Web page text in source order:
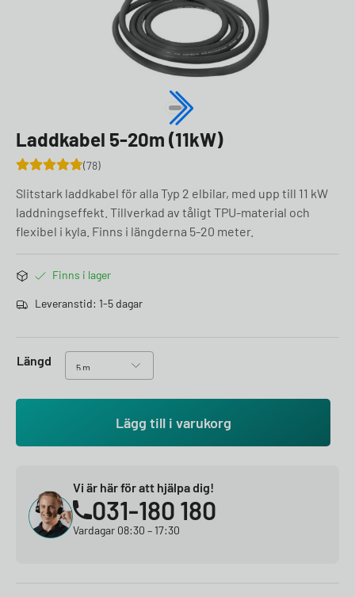
Laddkabel 5-20m (11kW)
78
Slitstark laddkabel för alla Typ 2 elbilar, med upp till 11 kW
laddningseffekt. Tillverkad av tåligt TPU-material och
flexibel i kyla. Finns i längderna 5-20 meter.
Finns i lager
Leveranstid: 1-5 dagar
Längd
Lägg till i varukorg
Vi är här för att hjälpa dig!
031-180 180
Vardagar 08:30 – 17:30